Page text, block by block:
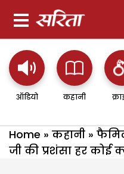
ऑडियो कहानी
Home » कहानी »
जी की प्रशंसा हर कोई